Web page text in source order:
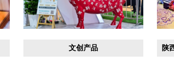
文创产品